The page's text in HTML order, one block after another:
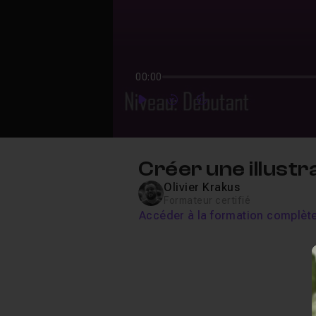
00:00
Play ForwardForward
Créer une
Olivier Krakus
Accéder à la formation